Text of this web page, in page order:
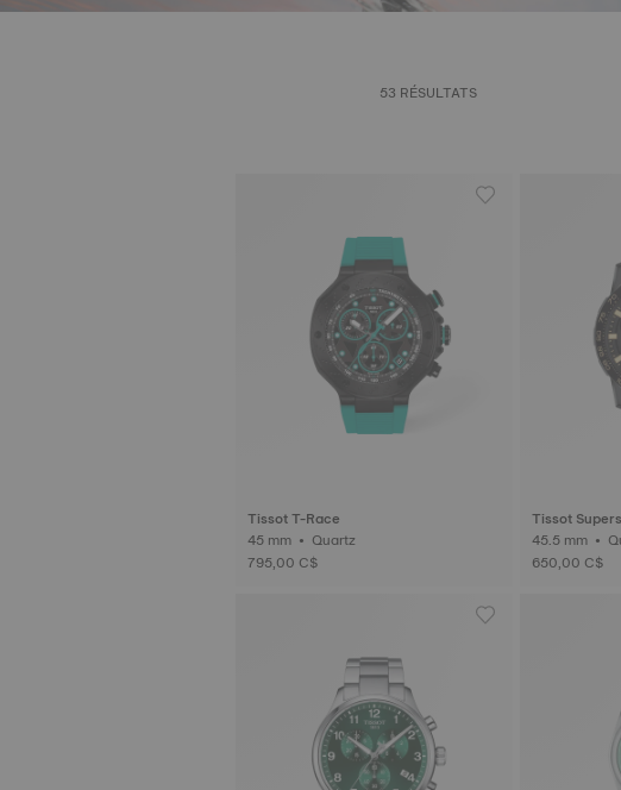
53 RÉSULTATS
Tissot T-Race
45 mm • Quartz
795,00 C$
Tissot
650,00 C$